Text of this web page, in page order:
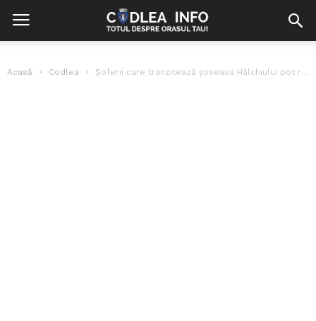
Acasă Codlea Șoferii care tranzitează șoseaua Hălchiului pot răsufla ușurați